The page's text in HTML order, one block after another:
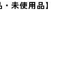
未使用品】